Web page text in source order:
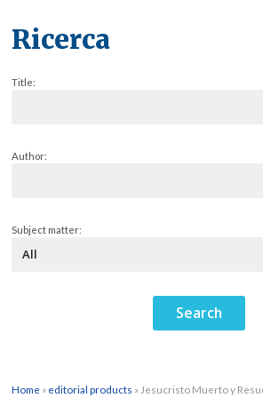
Ricerca
Title:
Author:
Subject matter:
Home » editorial products » Jesucristo Muerto y